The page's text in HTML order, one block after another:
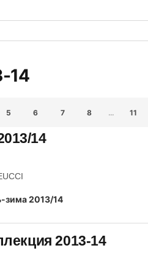
14
5 6 7 8 … 11
14
2013-14